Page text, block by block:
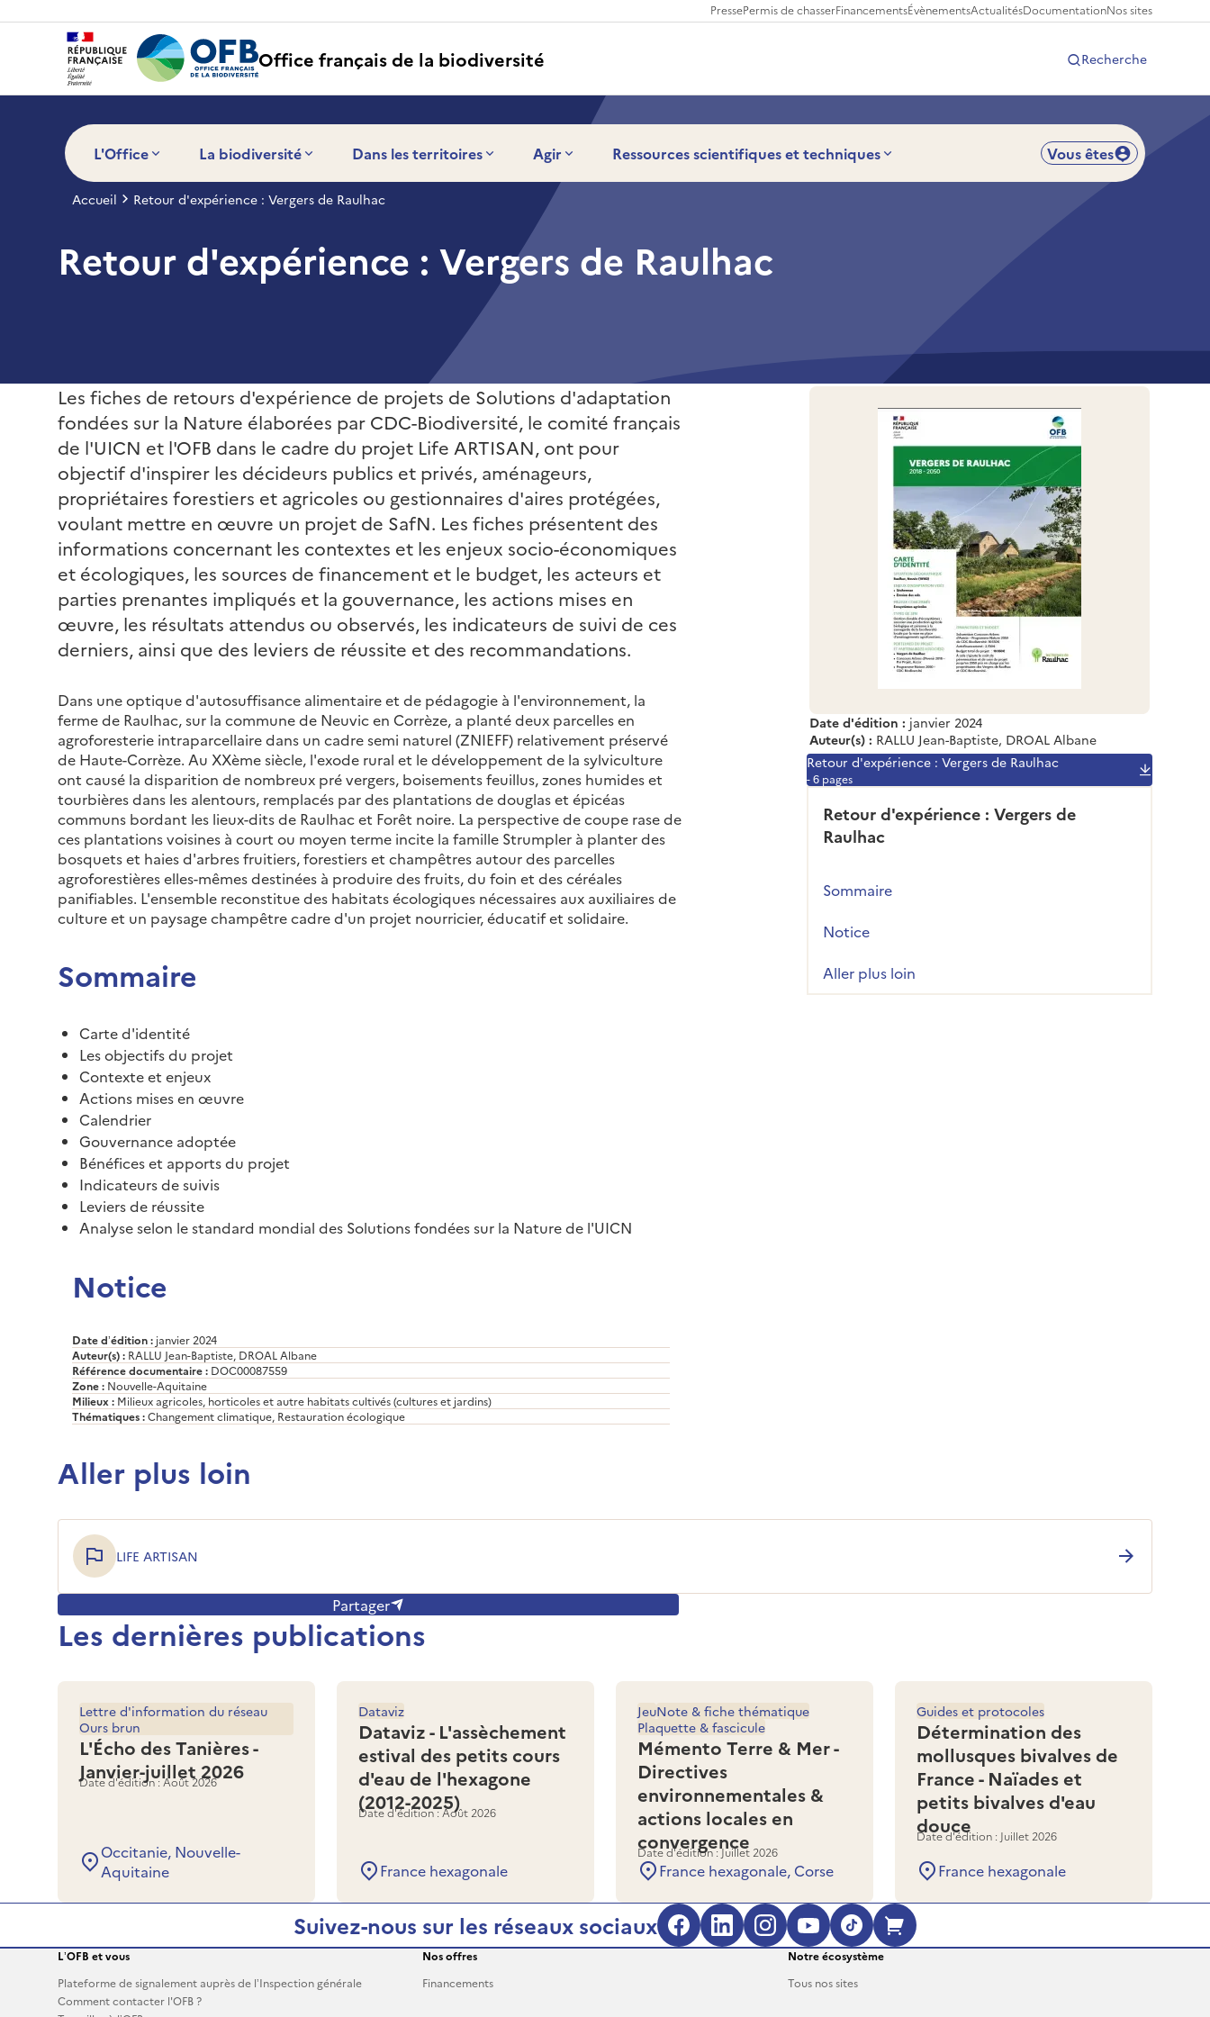
PressePermis de chasserFinancementsÉvènementsActualitésDocumentationNos sites
Office français de la biodiversité Recherche
L'Office La biodiversité Dans les territoires Agir Ressources scientifiques et techniques Vous êtes
Accueil Retour d'expérience : Vergers de Raulhac
Retour d'expérience : Vergers de Raulhac
Les fiches de retours d'expérience de projets de Solutions d'adaptation
fondées sur la Nature élaborées par CDC-Biodiversité, le comité français
de l'UICN et l'OFB dans le cadre du projet Life ARTISAN, ont pour
objectif d'inspirer les décideurs publics et privés, aménageurs,
propriétaires forestiers et agricoles ou gestionnaires d'aires protégées,
voulant mettre en œuvre un projet de SafN. Les fiches présentent des
informations concernant les contextes et les enjeux socio-économiques
et écologiques, les sources de financement et le budget, les acteurs et
parties prenantes impliqués et la gouvernance, les actions mises en
œuvre, les résultats attendus ou observés, les indicateurs de suivi de ces
derniers, ainsi que des leviers de réussite et des recommandations.
Date d'édition : janvier 2024
Auteur(s) : RALLU Jean-Baptiste, DROAL Albane
Retour d'expérience : Vergers de Raulhac
- 6 pages
Retour d'expérience : Vergers de
Raulhac
Sommaire
Notice
Aller plus loin
Dans une optique d'autosuffisance alimentaire et de pédagogie à l'environnement, la
ferme de Raulhac, sur la commune de Neuvic en Corrèze, a planté deux parcelles en
agroforesterie intraparcellaire dans un cadre semi naturel (ZNIEFF) relativement préservé
de Haute-Corrèze. Au XXème siècle, l'exode rural et le développement de la sylviculture
ont causé la disparition de nombreux pré vergers, boisements feuillus, zones humides et
tourbières dans les alentours, remplacés par des plantations de douglas et épicéas
communs bordant les lieux-dits de Raulhac et Forêt noire. La perspective de coupe rase de
ces plantations voisines à court ou moyen terme incite la famille Strumpler à planter des
bosquets et haies d'arbres fruitiers, forestiers et champêtres autour des parcelles
agroforestières elles-mêmes destinées à produire des fruits, du foin et des céréales
panifiables. L'ensemble reconstitue des habitats écologiques nécessaires aux auxiliaires de
culture et un paysage champêtre cadre d'un projet nourricier, éducatif et solidaire.
Sommaire
Carte d'identité
Les objectifs du projet
Contexte et enjeux
Actions mises en œuvre
Calendrier
Gouvernance adoptée
Bénéfices et apports du projet
Indicateurs de suivis
Leviers de réussite
Analyse selon le standard mondial des Solutions fondées sur la Nature de l'UICN
Notice
Date d’édition : janvier 2024
Auteur(s) : RALLU Jean-Baptiste, DROAL Albane
Référence documentaire : DOC00087559
Zone : Nouvelle-Aquitaine
Milieux : Milieux agricoles, horticoles et autre habitats cultivés (cultures et jardins)
Thématiques :Changement climatique, Restauration écologique
Aller plus loin
LIFE ARTISAN
Partager
Les dernières publications
L'Écho des Tanières -
Janvier-juillet 2026
Lettre d'information du réseau
Ours brun
Date d'édition : Août 2026
Occitanie, Nouvelle-
Aquitaine
Dataviz - L'assèchement
estival des petits cours
d'eau de l'hexagone
(2012-2025)
Dataviz
Date d'édition : Août 2026
France hexagonale
Mémento Terre & Mer -
Directives
environnementales &
actions locales en
convergence
JeuNote & fiche thématique
Plaquette & fascicule
Date d'édition : Juillet 2026
France hexagonale, Corse
Détermination des
mollusques bivalves de
France - Naïades et
petits bivalves d'eau
douce
Guides et protocoles
Date d'édition : Juillet 2026
France hexagonale
Suivez-nous sur les réseaux sociaux Facebook (s'ouvre dans une nouvelle fenêtre)
LinkedIn (s'ouvre dans une nouvelle fenêtre)
Instagram (s'ouvre dans une nouvelle
YouTube (s'ouvre dans une nouvelle
TikTok (s'ouvre dans une nouvelle
Boutique en ligne (s'ouvre
L’OFB et vous
Plateforme de signalement auprès de l’Inspection générale
Comment contacter l'OFB ?
Nos offres
Financements
Notre écosystème
Tous nos sites